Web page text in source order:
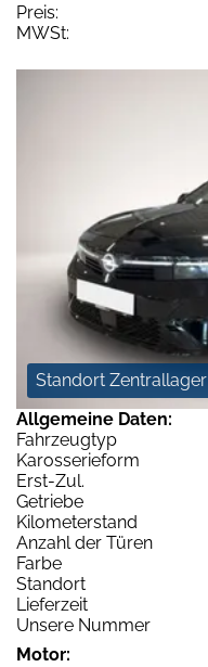
Preis:
MWSt:
Standort Zentrallager
Allgemeine Daten:
Fahrzeugtyp
Karosserieform
Erst-Zul.
Getriebe
Kilometerstand
Anzahl der Türen
Farbe
Standort
Lieferzeit
Unsere Nummer
Motor: